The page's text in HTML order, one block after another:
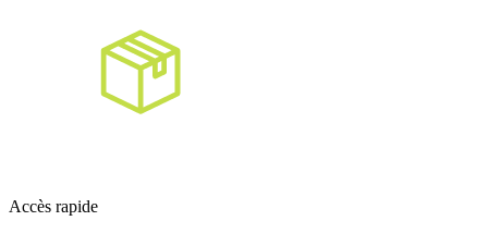
Accès rapide